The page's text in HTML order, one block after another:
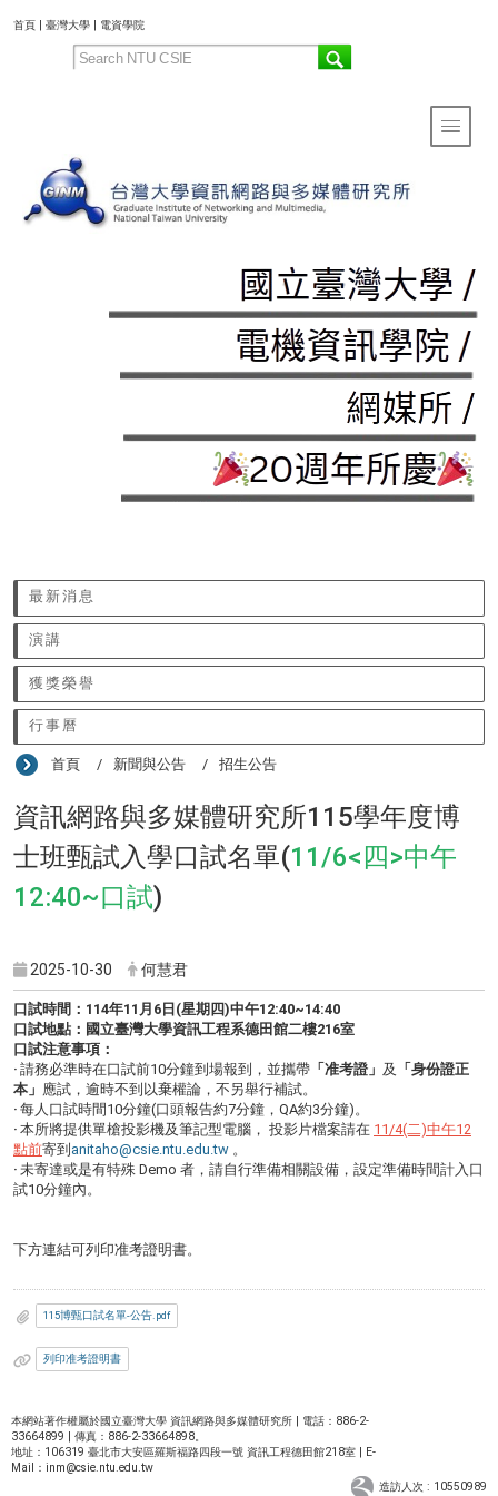
首頁 | 臺灣大學 | 電資學院
最新消息
演講
獲獎榮譽
行事曆
首頁 新聞與公告 招生公告
資訊網路與多媒體研究所115學年度博
士班甄試入學口試名單(11/6<四>中午
12:40~口試)
2025-10-30 何慧君
口試時間： 114年11 月6 日(星期四)中午12:40~14:40
口試地點：國立臺灣大學資訊工程系德田館二樓216室
口試注意事項：
‧ 請務必準時在口試前10分鐘到場報到，並攜帶 「准考證」 及 「身份證正
本」 應試，逾時不到以棄權論，不另舉行補試。
‧ 每人口試時間10分鐘(口頭報告約7分鐘，QA約3分鐘)。
‧ 本所將提供單槍投影機及筆記型電腦， 投影片檔案請在 11/4(二)中午12
點前寄到 anitaho@csie.ntu.edu.tw 。
‧ 未寄達或是有特殊 Demo 者，請自行準備相關設備，設定準備時間計入口
試10分鐘內。
下方連結可列印准考證明書。
115博甄口試名單-公告.pdf
列印准考證明書
本網站著作權屬於國立臺灣大學 資訊網路與多媒體研究所 | 電話：886-2-
33664899 | 傳真：886-2-33664898。
地址：106319 臺北市大安區羅斯福路四段一號 資訊工程德田館218室 | E-
Mail： inm@csie.ntu.edu.tw
造訪人次 : 10550989